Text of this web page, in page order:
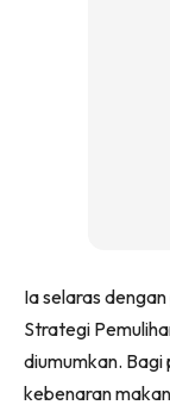
Ia selaras
Strategi
diumumkan.
kebenaran